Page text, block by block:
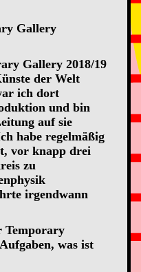
Gallery
Gallery 2018/19
der Welt
ich dort
und bin
auf sie
habe regelmäßig
vor knapp drei
zu
irgendwann
Temporary
was ist